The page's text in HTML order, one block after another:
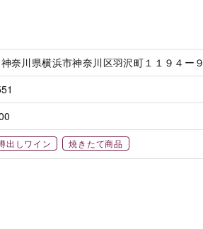
奈川県横浜市神奈川区羽沢町１１９４ー９
出しワイン 焼きたて商品